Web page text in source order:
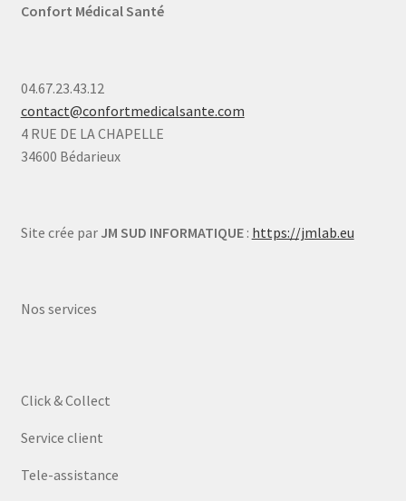
Confort Médical Santé
04.67.23.43.12
contact@confortmedicalsante.com
4 RUE DE LA CHAPELLE
34600 Bédarieux
Site crée par JM SUD INFORMATIQUE: https://jmlab.eu
Nos services
Click & Collect
Service client
Tele-assistance